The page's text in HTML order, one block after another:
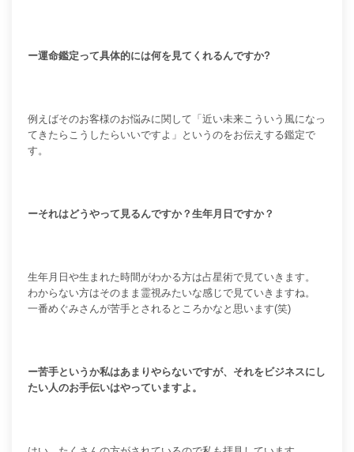
ー運命鑑定って具体的には何を見てくれるんですか?
例えばそのお客様のお悩みに関して「近い未来こういう風になっ
てきたらこうしたらいいですよ」というのをお伝えする鑑定で
す。
ーそれはどうやって見るんですか？生年月日ですか？
生年月日や生まれた時間がわかる方は占星術で見ていきます。
わからない方はそのまま霊視みたいな感じで見ていきますね。
一番めぐみさんが苦手とされるところかなと思います(笑)
ー苦手というか私はあまりやらないですが、それをビジネスにし
たい人のお手伝いはやっていますよ。